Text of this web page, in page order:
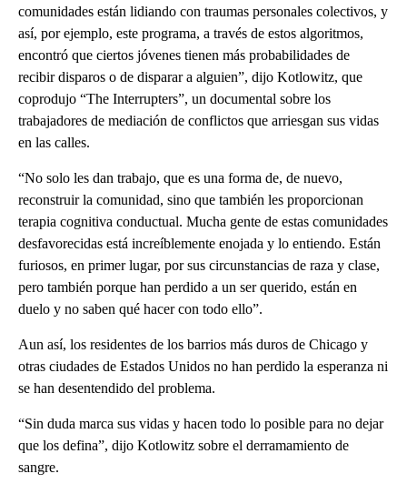
comunidades están lidiando con traumas personales colectivos, y
así, por ejemplo, este programa, a través de estos algoritmos,
encontró que ciertos jóvenes tienen más probabilidades de
recibir disparos o de disparar a alguien”, dijo Kotlowitz, que
coprodujo “The Interrupters”, un documental sobre los
trabajadores de mediación de conflictos que arriesgan sus vidas
en las calles.
“No solo les dan trabajo, que es una forma de, de nuevo,
reconstruir la comunidad, sino que también les proporcionan
terapia cognitiva conductual. Mucha gente de estas comunidades
desfavorecidas está increíblemente enojada y lo entiendo. Están
furiosos, en primer lugar, por sus circunstancias de raza y clase,
pero también porque han perdido a un ser querido, están en
duelo y no saben qué hacer con todo ello”.
Aun así, los residentes de los barrios más duros de Chicago y
otras ciudades de Estados Unidos no han perdido la esperanza ni
se han desentendido del problema.
“Sin duda marca sus vidas y hacen todo lo posible para no dejar
que los defina”, dijo Kotlowitz sobre el derramamiento de
sangre.